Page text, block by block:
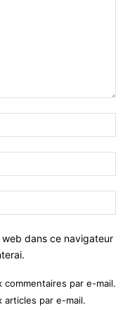
dans ce navigateur
par e-mail.
articles par e-mail.